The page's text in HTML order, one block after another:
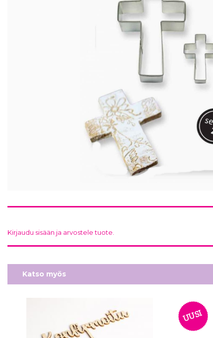
Kirjaudu sisään ja arvostele tuote.
Katso myös
UUSI